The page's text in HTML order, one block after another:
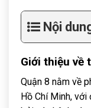
Nội
Giới thiệu về
Quận 8 nằm về
Hồ Chí Minh,